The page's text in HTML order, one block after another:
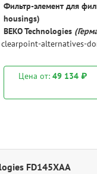
Фильтр-элемент для
housings)
BEKO Technologies
clearpoint-alternatives-
Цена от:49 134 ₽
FD145XAA